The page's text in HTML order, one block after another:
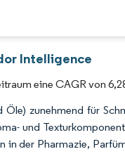
Intelligence
eine CAGR von
zunehmend für
und
der Pharmazie,